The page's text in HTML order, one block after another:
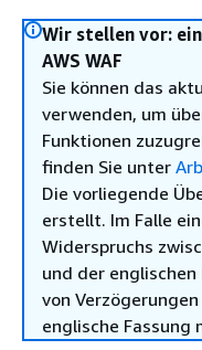
Wir stellen vor:
AWS WAF
Sie können das
verwenden, um
Funktionen
finden Sie unter
Die vorliegende
erstellt. Im Falle
Widerspruchs
und der
von
englische Fassung